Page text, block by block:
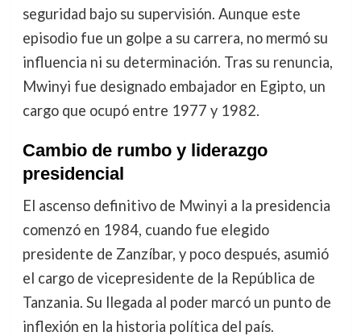
seguridad bajo su supervisión. Aunque este
episodio fue un golpe a su carrera, no mermó su
influencia ni su determinación. Tras su renuncia,
Mwinyi fue designado embajador en Egipto, un
cargo que ocupó entre 1977 y 1982.
Cambio de rumbo y liderazgo
presidencial
El ascenso definitivo de Mwinyi a la presidencia
comenzó en 1984, cuando fue elegido
presidente de Zanzíbar, y poco después, asumió
el cargo de vicepresidente de la República de
Tanzania. Su llegada al poder marcó un punto de
inflexión en la historia política del país.